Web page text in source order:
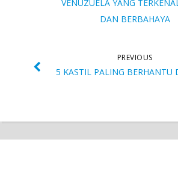
VENUZUELA YANG
DAN BERBAHAYA
PREVIOUS
5 KASTIL PALING BERHANTU